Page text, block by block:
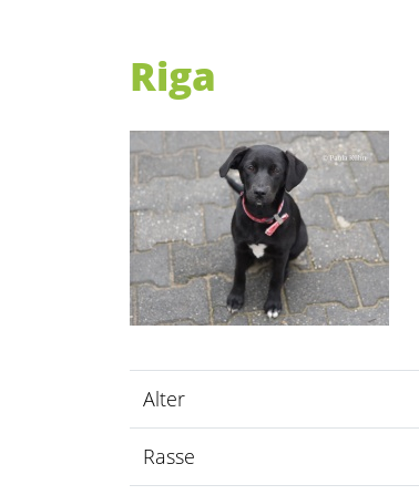
Riga
Alter
Rasse